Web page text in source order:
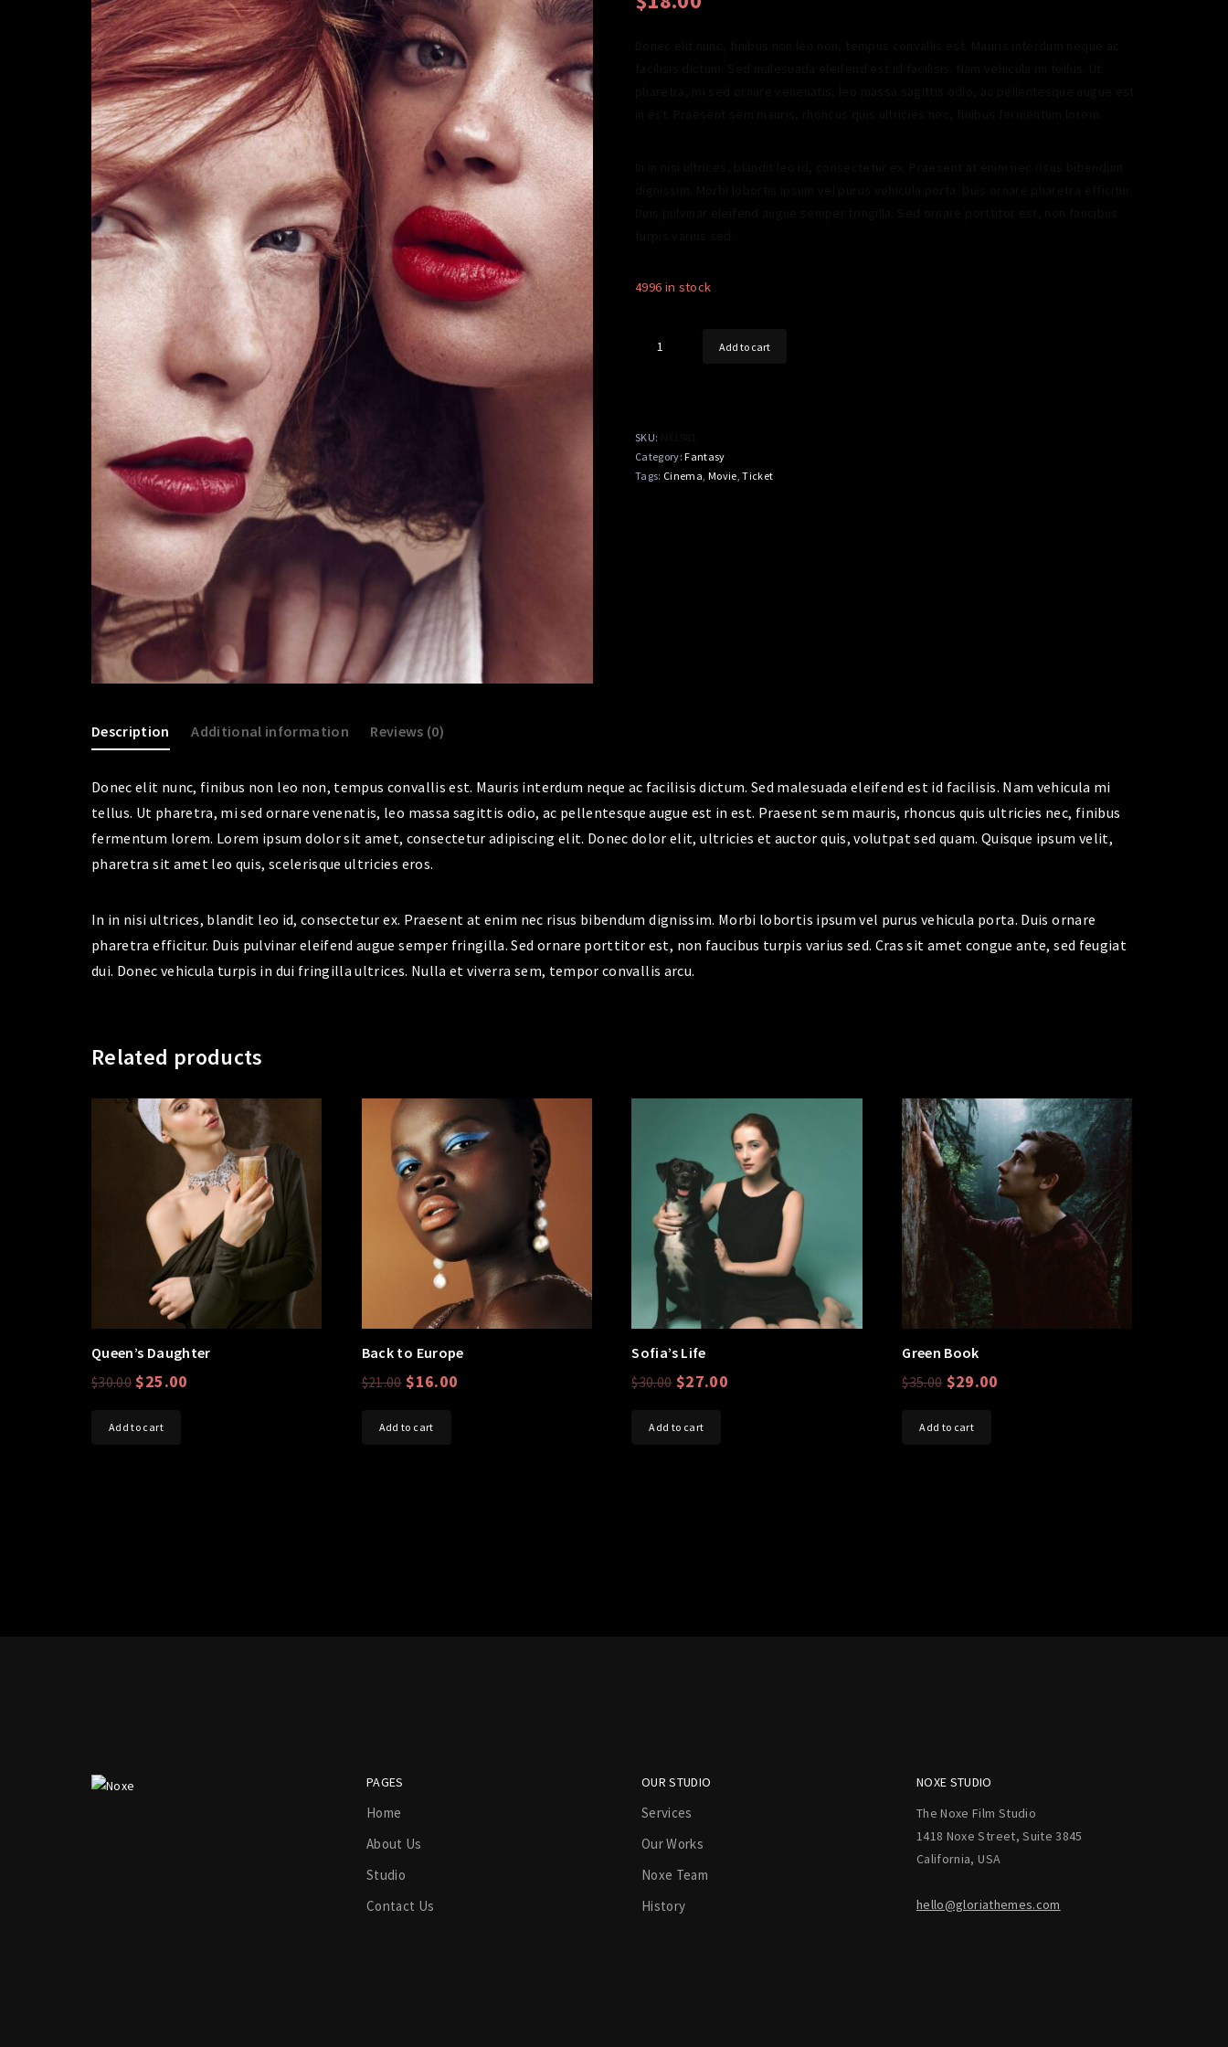
4996 in stock
Add to cart
SKU:
Category:Fantasy
Tags: Cinema, Movie,Ticket
Description Additional information Reviews (0)
Donec elit nunc, finibus non leo non, tempus convallis est. Mauris interdum neque ac facilisis dictum. Sed malesuada eleifend est id facilisis. Nam vehicula mi
tellus. Ut pharetra, mi sed ornare venenatis, leo massa sagittis odio, ac pellentesque augue est in est. Praesent sem mauris, rhoncus quis ultricies nec, finibus
fermentum lorem. Lorem ipsum dolor sit amet, consectetur adipiscing elit. Donec dolor elit, ultricies et auctor quis, volutpat sed quam. Quisque ipsum velit,
pharetra sit amet leo quis, scelerisque ultricies eros.
In in nisi ultrices, blandit leo id, consectetur ex. Praesent at enim nec risus bibendum dignissim. Morbi lobortis ipsum vel purus vehicula porta. Duis ornare
pharetra efficitur. Duis pulvinar eleifend augue semper fringilla. Sed ornare porttitor est, non faucibus turpis varius sed. Cras sit amet congue ante, sed feugiat
dui. Donec vehicula turpis in dui fringilla ultrices. Nulla et viverra sem, tempor convallis arcu.
Related products
Queen’s Daughter
$30.00 $25.00
Add to cart
Back to Europe
$21.00 $16.00
Add to cart
Sofia’s Life
$30.00 $27.00
Add to cart
Green Book
$35.00 $29.00
Add to cart
PAGES
Home
About Us
Studio
Contact Us
OUR STUDIO
Services
Our Works
Noxe Team
History
NOXE STUDIO
The Noxe Film Studio
1418 Noxe Street, Suite 3845
California, USA
hello@gloriathemes.com